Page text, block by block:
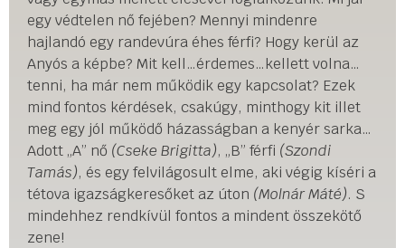
egy védtelen nő fejében? Mennyi mindenre
hajlandó egy randevúra éhes férfi? Hogy kerül az
Anyós a képbe? Mit kell…érdemes…kellett volna…
tenni, ha már nem működik egy kapcsolat? Ezek
mind fontos kérdések, csakúgy, minthogy kit illet
meg egy jól működő házasságban a kenyér sarka…
Adott „A” nő (Cseke Brigitta), „B” férfi (Szondi
Tamás), és egy felvilágosult elme, aki végig kíséri a
tétova igazságkeresőket az úton (Molnár Máté). S
mindehhez rendkívül fontos a mindent összekötő
zene!